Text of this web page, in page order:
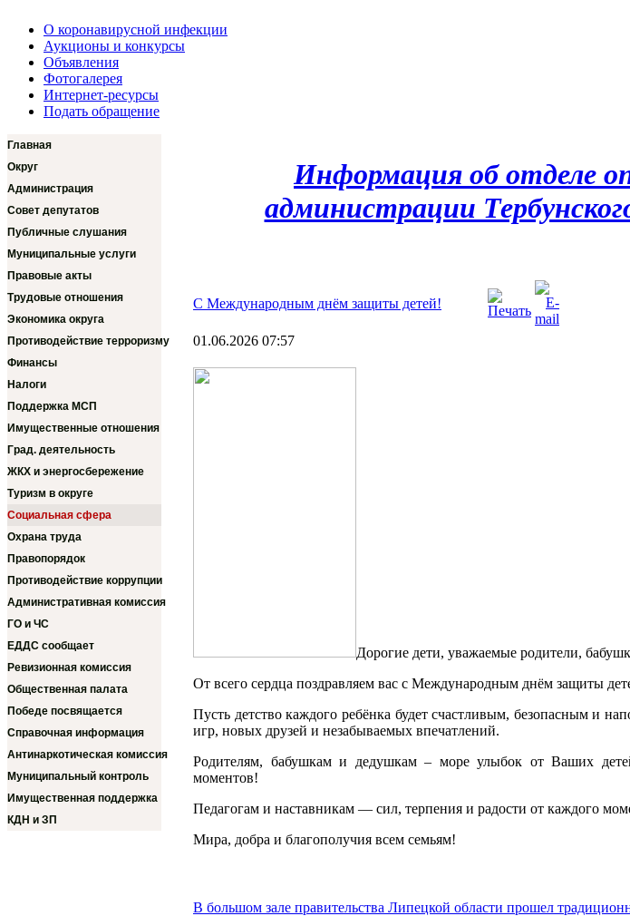
О коронавирусной инфекции
Аукционы и конкурсы
Объявления
Фотогалерея
Интернет-ресурсы
Подать обращение
Главная
Округ
Администрация
Совет депутатов
Публичные слушания
Муниципальные услуги
Правовые акты
Трудовые отношения
Экономика округа
Противодействие терроризму
Финансы
Налоги
Поддержка МСП
Имущественные отношения
Град. деятельность
ЖКХ и энергосбережение
Туризм в округе
Социальная сфера
Охрана труда
Правопорядок
Противодействие коррупции
Административная комиссия
ГО и ЧС
ЕДДС сообщает
Ревизионная комиссия
Общественная палата
Победе посвящается
Справочная информация
Антинаркотическая комиссия
Муниципальный контроль
Имущественная поддержка
КДН и ЗП
Информация об отделе
администрации
С Международным днём защиты детей!
01.06.2026 07:57
Дорогие дети, уважаемые родители,
От всего сердца поздравляем вас с Международным днём защиты
Пусть детство каждого ребёнка будет счастливым, безопасным и
игр, новых друзей и незабываемых впечатлений.
Родителям, бабушкам и дедушкам – море улыбок от Ваших
моментов!
Педагогам и наставникам — сил, терпения и радости от каждого
Мира, добра и благополучия всем семьям!
В большом зале правительства Липецкой области прошел